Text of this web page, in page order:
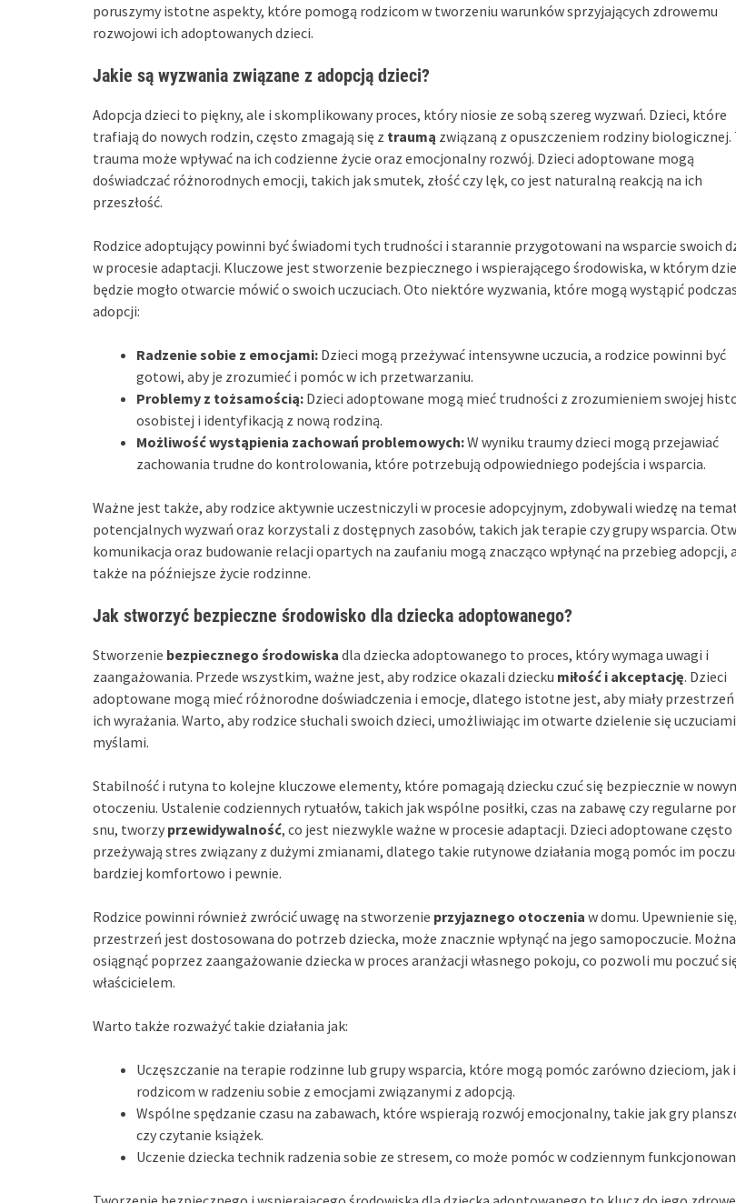
poruszymy istotne aspekty, które pomogą rodzicom w tworzeniu warunków sprzyjających zdrowemu
rozwojowi ich adoptowanych dzieci.
Jakie są wyzwania związane z adopcją dzieci?
Adopcja dzieci to piękny, ale i skomplikowany proces, który niosie ze sobą szereg wyzwań. Dzieci, które
trafiają do nowych rodzin, często zmagają się z traumą związaną z opuszczeniem rodziny biologicznej.
trauma może wpływać na ich codzienne życie oraz emocjonalny rozwój. Dzieci adoptowane mogą
doświadczać różnorodnych emocji, takich jak smutek, złość czy lęk, co jest naturalną reakcją na ich
przeszłość.
Rodzice adoptujący powinni być świadomi tych trudności i starannie przygotowani na wsparcie swoich
w procesie adaptacji. Kluczowe jest stworzenie bezpiecznego i wspierającego środowiska, w którym
będzie mogło otwarcie mówić o swoich uczuciach. Oto niektóre wyzwania, które mogą wystąpić podczas
adopcji:
Radzenie sobie z emocjami: Dzieci mogą przeżywać intensywne uczucia, a rodzice powinni być
gotowi, aby je zrozumieć i pomóc w ich przetwarzaniu.
Problemy z tożsamością: Dzieci adoptowane mogą mieć trudności z zrozumieniem swojej
osobistej i identyfikacją z nową rodziną.
Możliwość wystąpienia zachowań problemowych:W wyniku traumy dzieci mogą przejawiać
zachowania trudne do kontrolowania, które potrzebują odpowiedniego podejścia i wsparcia.
Ważne jest także, aby rodzice aktywnie uczestniczyli w procesie adopcyjnym, zdobywali wiedzę na
potencjalnych wyzwań oraz korzystali z dostępnych zasobów, takich jak terapie czy grupy wsparcia.
komunikacja oraz budowanie relacji opartych na zaufaniu mogą znacząco wpłynąć na przebieg adopcji, a
także na późniejsze życie rodzinne.
Jak stworzyć bezpieczne środowisko dla dziecka adoptowanego?
Stworzenie bezpiecznego środowiska dla dziecka adoptowanego to proces, który wymaga uwagi i
zaangażowania. Przede wszystkim, ważne jest, aby rodzice okazali dziecku miłość i akceptację. Dzieci
adoptowane mogą mieć różnorodne doświadczenia i emocje, dlatego istotne jest, aby miały przestrzeń
ich wyrażania. Warto, aby rodzice słuchali swoich dzieci, umożliwiając im otwarte dzielenie się
myślami.
Stabilność i rutyna to kolejne kluczowe elementy, które pomagają dziecku czuć się bezpiecznie w
otoczeniu. Ustalenie codziennych rytuałów, takich jak wspólne posiłki, czas na zabawę czy regularne
snu, tworzy przewidywalność, co jest niezwykle ważne w procesie adaptacji. Dzieci adoptowane często
przeżywają stres związany z dużymi zmianami, dlatego takie rutynowe działania mogą pomóc im
bardziej komfortowo i pewnie.
Rodzice powinni również zwrócić uwagę na stworzenie przyjaznego otoczenia w domu. Upewnienie
przestrzeń jest dostosowana do potrzeb dziecka, może znacznie wpłynąć na jego samopoczucie.
osiągnąć poprzez zaangażowanie dziecka w proces aranżacji własnego pokoju, co pozwoli mu poczuć
właścicielem.
Warto także rozważyć takie działania jak:
Uczęszczanie na terapie rodzinne lub grupy wsparcia, które mogą pomóc zarówno dzieciom, jak i
rodzicom w radzeniu sobie z emocjami związanymi z adopcją.
Wspólne spędzanie czasu na zabawach, które wspierają rozwój emocjonalny, takie jak gry
czy czytanie książek.
Uczenie dziecka technik radzenia sobie ze stresem, co może pomóc w codziennym